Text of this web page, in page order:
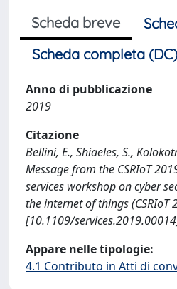
Scheda breve
Scheda completa (DC)
Anno di pubblicazione
2019
Citazione
Bellini, E., Shiaeles, S.,
Message from the CSRIoT
services workshop on cyber
the internet of things (CSRIoT
[10.1109/
Appare nelle tipologie:
4.1 Contributo in Atti di